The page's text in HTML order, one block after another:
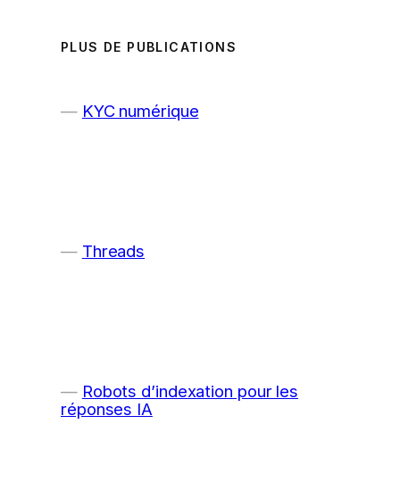
PLUS DE PUBLICATIONS
KYC numérique
Threads
Robots d’indexation pour les
réponses IA